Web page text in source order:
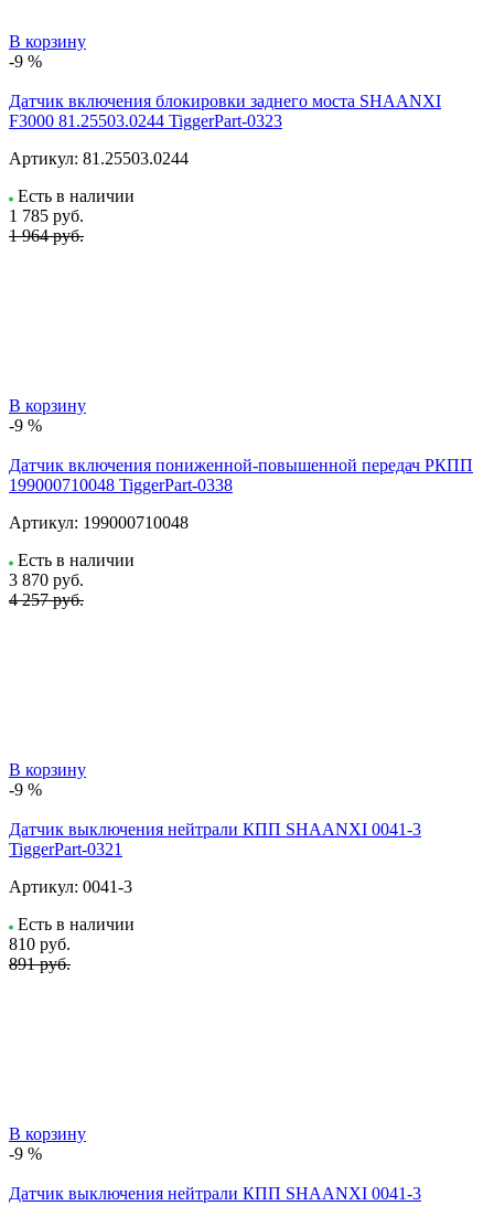
В корзину
-9 %
Датчик включения блокировки заднего моста SHAANXI
F3000 81.25503.0244 TiggerPart-0323
Артикул: 81.25503.0244
Есть в наличии
1 785 руб.
1 964 руб.
В корзину
-9 %
Датчик включения пониженной-повышенной передач РКПП
199000710048 TiggerPart-0338
Артикул: 199000710048
Есть в наличии
3 870 руб.
4 257 руб.
В корзину
-9 %
Датчик выключения нейтрали КПП SHAANXI 0041-3
TiggerPart-0321
Артикул: 0041-3
Есть в наличии
810 руб.
891 руб.
В корзину
-9 %
Датчик выключения нейтрали КПП SHAANXI 0041-3